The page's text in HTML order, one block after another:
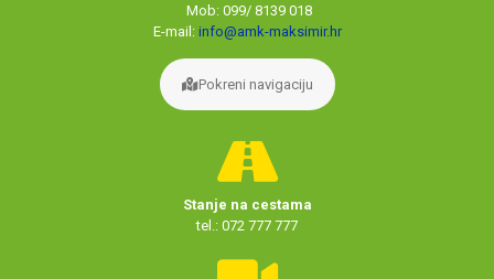
Mob: 099/ 8139 018
E-mail: info@amk-maksimir.hr
Pokreni navigaciju
Stanje na cestama
tel.: 072 777 777